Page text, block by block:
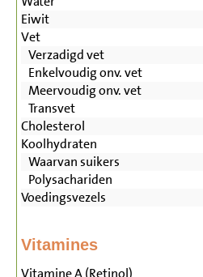
Eiwit
Vet
Verzadigd vet
Enkelvoudig onv. vet
Meervoudig onv. vet
Transvet
Cholesterol
Koolhydraten
Waarvan suikers
Polysachariden
Voedingsvezels
Vitamines
Vitamine A (Retinol)